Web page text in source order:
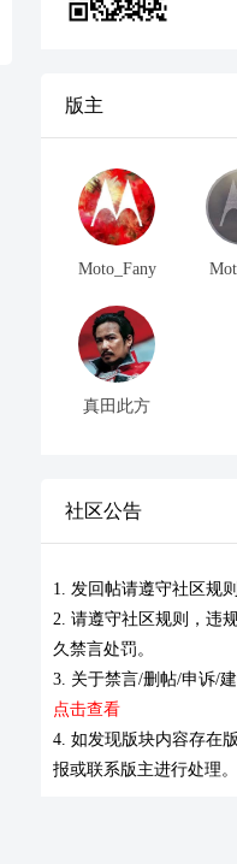
版主
Moto_Fany
真田此方
社区公告
1. 发回帖请遵守社区规则
2. 请遵守社区规则，违
久禁言处罚。
3. 关于禁言/删帖/申诉/
点击查看
4. 如发现版块内容存在
报或联系版主进行处理。